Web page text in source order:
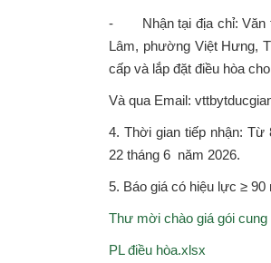
- Nhận tại địa chỉ: Văn
Lâm, phường Việt Hưng,
cấp và lắp đặt điều hòa
Và qua Email:
4. Thời gian tiếp nhận:
22 tháng 6 năm 2026.
5. Báo giá có hiệu lực ≥
Thư mời chào giá gói
PL điều hòa.xlsx